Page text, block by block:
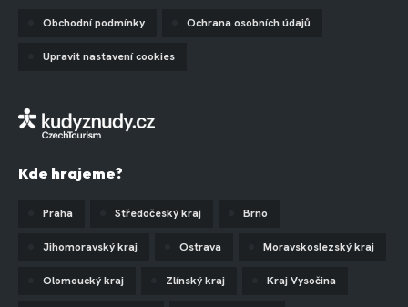
Obchodní podmínky Ochrana osobních údajů
Upravit nastavení cookies
Kde hrajeme?
Praha Středočeský kraj Brno
Jihomoravský kraj Ostrava Moravskoslezský kraj
Olomoucký kraj Zlínský kraj Kraj Vysočina